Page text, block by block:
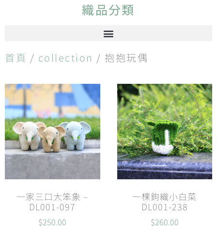
織品分類
首頁 / collection / 抱抱玩偶
一家三口大笨象 –
DL001-097
$250.00
一棵鉤織小白菜
DL001-238
$260.00